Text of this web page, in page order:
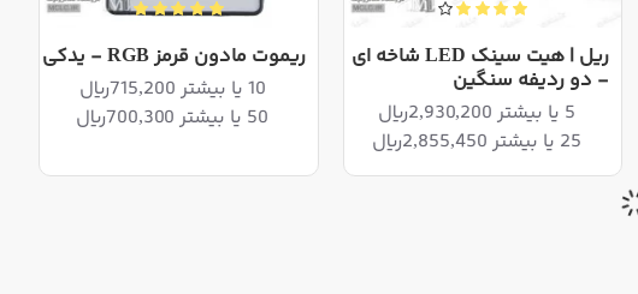
ریل | هیت سینک LED شاخه ای
- دو ردیفه سنگین
5 یا بیشتر 2,930,200ریال
25 یا بیشتر 2,855,450ریال
ریموت مادون قرمز RGB - یدکی
10 یا بیشتر 715,200ریال
50 یا بیشتر 700,300ریال